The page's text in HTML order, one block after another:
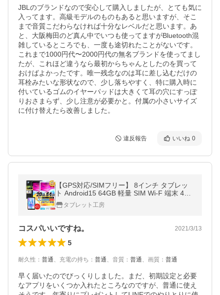
JBLのブランドなので安心して購入しましたが、とても気に
入ってます。高級モデルのものもあると思いますが、そこ
まで音質こだわらなければ十分なレベルだと思います。あ
と、大阪梅田のど真ん中でいつも使ってますがBluetooth混
雑しているところでも、一度も途切れたことがないです。
これまで1000円代〜2000円代の無名ブランドを使ってまし
たが、これほど違うなら最初からちゃんとしたのを買って
おけばよかったです。唯一残念なのは耳に差し込むだけの
耳栓みたいな形状なので、少し落ちやすく、特に購入時に
付いているゴムのイヤーパッドは大きくて耳の穴にすっぽ
りおさまらず、少し注意が必要かと。付属の小さいサイズ
に付け替えたら改善しました。
違反報告 いいね 0
【GPS対応/SIMフリー】 8インチ タブレッ
ト Android15 64GB 軽量 SIM Wi-F 端末 4GL
TE Widevine タブレットpc 本体 ブラック S8
Proタブレット工房
コスパいいですね。 2021/3/13
5
耐久性 ： 普通、 充電の持ち ： 普通、 音質 ： 普通、 画質 ： 普通
早く届いたのでびっくりしました。まだ、初期設定と必要
なアプリをいくつか入れたところなのですが、普通に使え